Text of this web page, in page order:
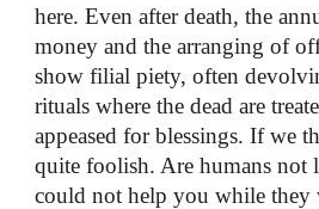
here. Even after death, the
money and the arranging of
show filial piety, often
rituals where the dead are
appeased for blessings. If we
quite foolish. Are humans not
could not help you while they